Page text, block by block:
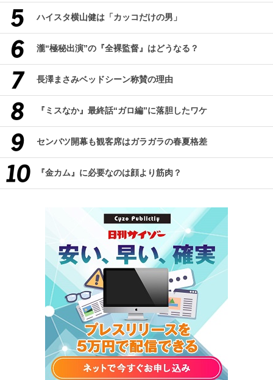
ハイスタ横山健は「カッコだけの男」
瀧“極秘出演”の『全裸監督』はどうなる？
長澤まさみベッドシーン称賛の理由
『ミスなか』最終話“ガロ編”に落胆したワケ
センバツ開幕も観客席はガラガラの春夏格差
『金カム』に必要なのは顔より筋肉？